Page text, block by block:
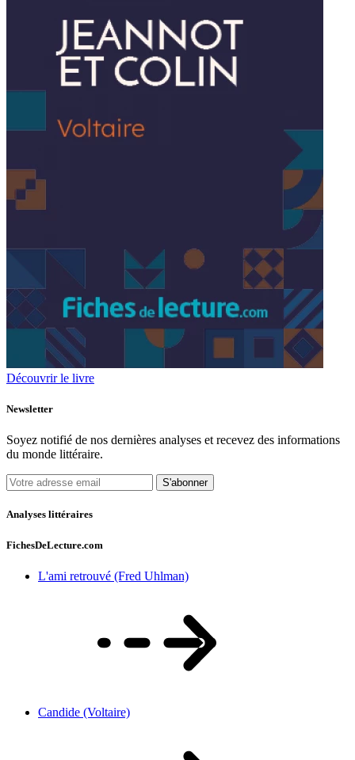
Découvrir le livre
Newsletter
Soyez notifié de nos dernières analyses et recevez des informations
du monde littéraire.
S'abonner
Analyses littéraires
FichesDeLecture.com
L'ami retrouvé (Fred Uhlman)
Candide (Voltaire)